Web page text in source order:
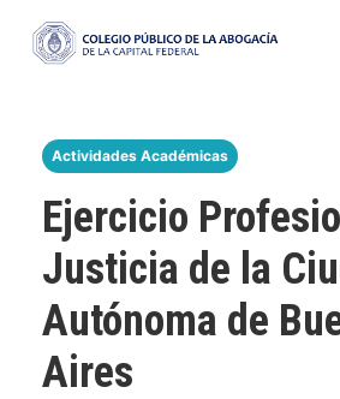
Actividades Académicas
Ejercicio
Justicia de la
Autónoma de
Aires